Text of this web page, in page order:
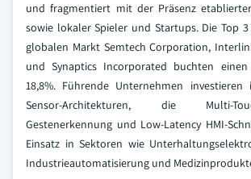
und fragmentiert mit der Präsenz
sowie lokaler Spieler und Startups. Die Top
globalen Markt Semtech Corporation,
und Synaptics Incorporated buchten
18,8%. Führende Unternehmen
Sensor-Architekturen, die Multi-
Gestenerkennung und Low-Latency HMI-
Einsatz in Sektoren wie
Industrieautomatisierung und